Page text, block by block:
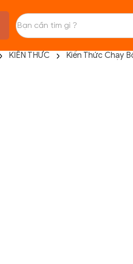
KIẾN THỨC Kiến Thức Chạy